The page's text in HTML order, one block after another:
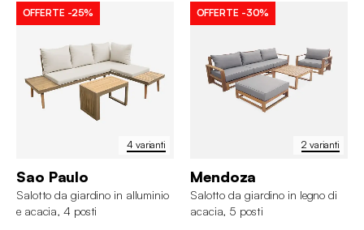
4 varianti
OFFERTE -25%
Sao Paulo
Salotto da giardino in alluminio
e acacia, 4 posti
2 varianti
OFFERTE -30%
Mendoza
Salotto da giardino in legno di
acacia, 5 posti